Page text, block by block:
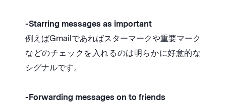
-Starring messages as important
例えばGmailであればスターマークや重要マーク
などのチェックを入れるのは明らかに好意的な
シグナルです。
-Forwarding messages on to friends